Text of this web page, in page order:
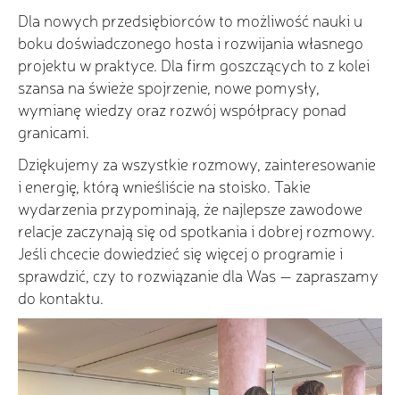
Dla nowych przedsiębiorców to możliwość nauki u
boku doświadczonego hosta i rozwijania własnego
projektu w praktyce. Dla firm goszczących to z kolei
szansa na świeże spojrzenie, nowe pomysły,
wymianę wiedzy oraz rozwój współpracy ponad
granicami.
Dziękujemy za wszystkie rozmowy, zainteresowanie
i energię, którą wnieśliście na stoisko. Takie
wydarzenia przypominają, że najlepsze zawodowe
relacje zaczynają się od spotkania i dobrej rozmowy.
Jeśli chcecie dowiedzieć się więcej o programie i
sprawdzić, czy to rozwiązanie dla Was — zapraszamy
do kontaktu.